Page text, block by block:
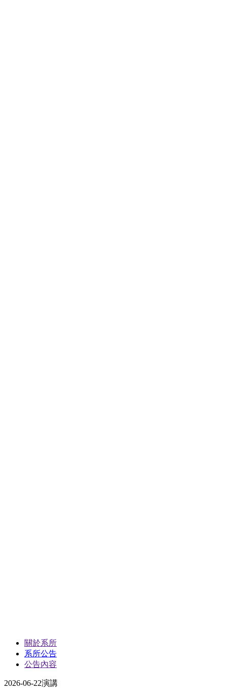
關於系所
系所公告
公告內容
2026-06-22演講